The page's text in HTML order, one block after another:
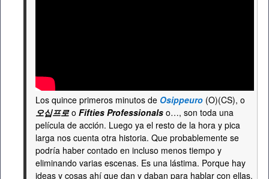
Los quince primeros minutos de Osippeuro (O)(CS), o
오십프로o Fifties Professionals o…, son toda una
película de acción. Luego ya el resto de la hora y pica
larga nos cuenta otra historia. Que probablemente se
podría haber contado en incluso menos tiempo y
eliminando varias escenas. Es una lástima. Porque hay
ideas y cosas ahí que dan y daban para hablar con ellas.